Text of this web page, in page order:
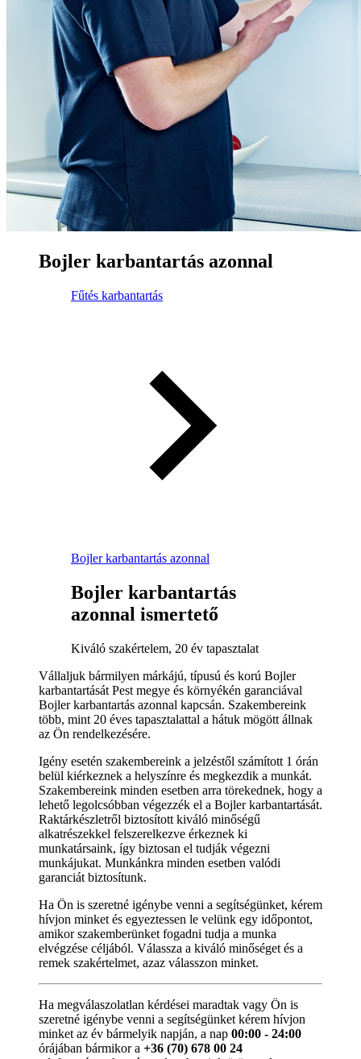
Bojler karbantartás azonnal
Fűtés karbantartás
Bojler karbantartás azonnal
Bojler karbantartás
azonnal ismertető
Kiváló szakértelem, 20 év tapasztalat
Vállaljuk bármilyen márkájú, típusú és korú Bojler
karbantartását Pest megye és környékén garanciával
Bojler karbantartás azonnal kapcsán. Szakembereink
több, mint 20 éves tapasztalattal a hátuk mögött állnak
az Ön rendelkezésére.
Igény esetén szakembereink a jelzéstől számított 1 órán
belül kiérkeznek a helyszínre és megkezdik a munkát.
Szakembereink minden esetben arra törekednek, hogy a
lehető legolcsóbban végezzék el a Bojler karbantartását.
Raktárkészletről biztosított kiváló minőségű
alkatrészekkel felszerelkezve érkeznek ki
munkatársaink, így biztosan el tudják végezni
munkájukat. Munkánkra minden esetben valódi
garanciát biztosítunk.
Ha Ön is szeretné igénybe venni a segítségünket, kérem
hívjon minket és egyeztessen le velünk egy időpontot,
amikor szakemberünket fogadni tudja a munka
elvégzése céljából. Válassza a kiváló minőséget és a
remek szakértelmet, azaz válasszon minket.
Ha megválaszolatlan kérdései maradtak vagy Ön is
szeretné igénybe venni a segítségünket kérem hívjon
minket az év bármelyik napján, a nap 00:00 - 24:00
órájában bármikor a +36 (70) 678 00 24